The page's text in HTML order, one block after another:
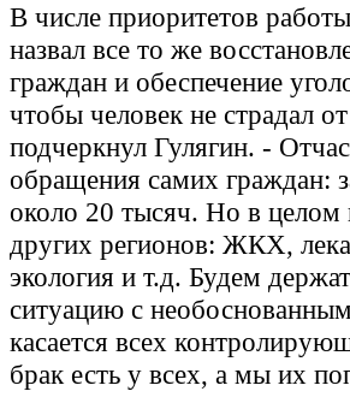
В числе приоритетов
назвал все то же
граждан и обеспечение
чтобы человек не страдал
подчеркнул Гулягин. -
обращения самих граждан:
около 20 тысяч. Но в
других регионов: ЖКХ,
экология и т.д. Будем
ситуацию с
касается всех
брак есть у всех, а мы их